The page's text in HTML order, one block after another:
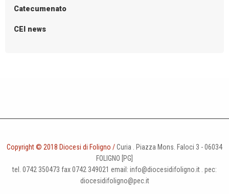
Catecumenato
CEI news
Copyright © 2018 Diocesi di Foligno /Curia . Piazza Mons. Faloci 3 - 06034
FOLIGNO [PG]
tel. 0742 350473 fax 0742 349021 email: info@diocesidifoligno.it . pec:
diocesidifoligno@pec.it